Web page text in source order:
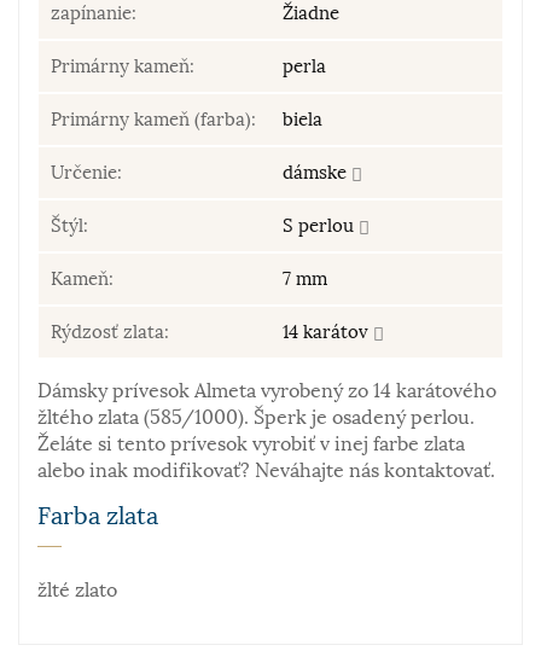
zapínanie: Žiadne
Primárny kameň: perla
Primárny kameň (farba): biela
Určenie: dámske
Štýl: S perlou
Kameň: 7 mm
Rýdzosť zlata: 14 karátov
Dámsky prívesok Almeta vyrobený zo 14 karátového
žltého zlata (585/1000). Šperk je osadený perlou.
Želáte si tento prívesok vyrobiť v inej farbe zlata
alebo inak modifikovať? Neváhajte nás kontaktovať.
Farba zlata
žlté zlato